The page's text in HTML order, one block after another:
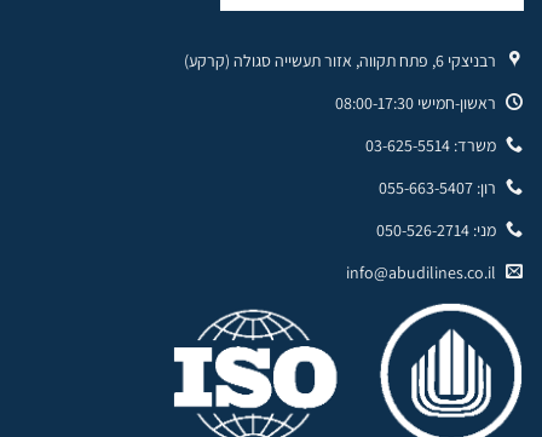
רבניצקי 6, פתח תקווה, אזור תעשייה סגולה (קרקע)
ראשון-חמישי 08:00-17:30
משרד: 03-625-5514
רון: 055-663-5407
מני: 050-526-2714
info@abudilines.co.il